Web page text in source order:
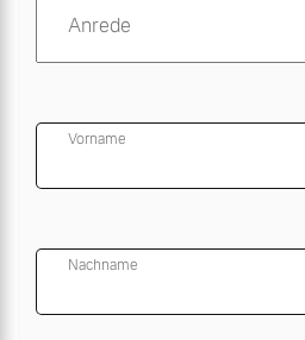
Anrede
Vorname
Nachname